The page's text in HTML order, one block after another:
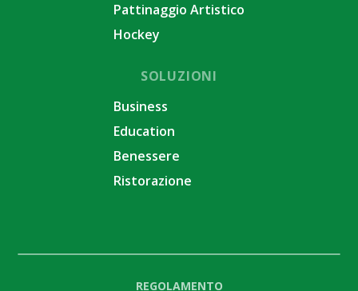
Pattinaggio Artistico
Hockey
SOLUZIONI
Business
Education
Benessere
Ristorazione
REGOLAMENTO